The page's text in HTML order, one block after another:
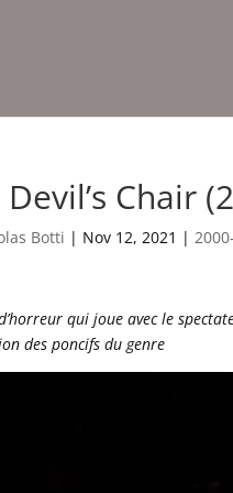
Chair
Botti | Nov 12, 2021 |
qui joue avec le
des poncifs du genre